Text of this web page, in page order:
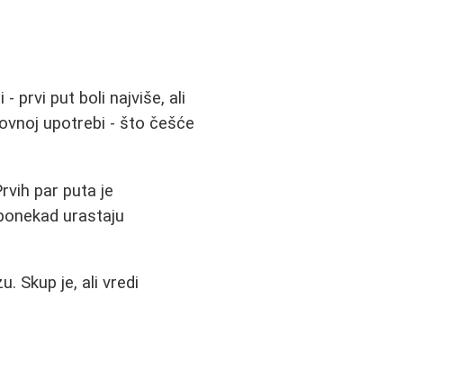
prvi put boli najviše, ali
upotrebi - što češće
par puta je
urastaju
Skup je, ali vredi